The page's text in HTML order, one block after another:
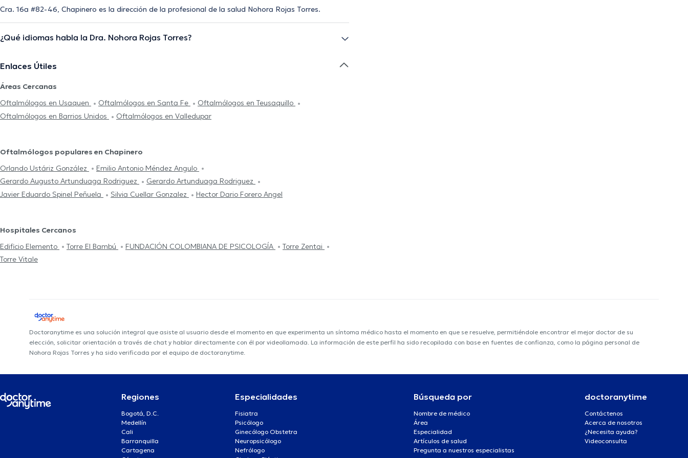
Cra. 16a #82-46, Chapinero es la dirección de la profesional de la salud Nohora Rojas Torres.
¿Qué idiomas habla la Dra. Nohora Rojas Torres?
Enlaces Útiles
Áreas Cercanas
Oftalmólogos en Usaquen
Oftalmólogos en Santa Fe
Oftalmólogos en Teusaquillo
Oftalmólogos en Barrios Unidos
Oftalmólogos en Valledupar
Oftalmólogos populares en Chapinero
Orlando Ustáriz González
Emilio Antonio Méndez Angulo
Gerardo Augusto Artunduaga Rodriguez
Gerardo Artunduaga Rodriguez
Javier Eduardo Spinel Peñuela
Silvia Cuellar Gonzalez Hector Dario Forero Angel
Hospitales Cercanos
Edificio Elemento
Torre El Bambú FUNDACIÓN COLOMBIANA DE PSICOLOGÍA
Torre Zentai
Torre Vitale
Doctoranytime es una solución integral que asiste al usuario desde el momento en que experimenta un síntoma médico hasta el momento en que se resuelve, permitiéndole encontrar el mejor doctor de su
elección, solicitar orientación a través de chat y hablar directamente con él por videollamada. La información de este perfil ha sido recopilada con base en fuentes de confianza, como la página personal de
Nohora Rojas Torres y ha sido verificada por el equipo de doctoranytime.
Regiones
Bogotá, D.C.
Medellín
Cali
Barranquilla
Cartagena
Especialidades
Fisiatra
Psicólogo
Ginecólogo Obstetra
Neuropsicólogo
Nefrólogo
Búsqueda por
Nombre de médico
Área
Especialidad
Artículos de salud
Pregunta a nuestros especialistas
doctoranytime
Contáctenos
Acerca de nosotros
¿Necesita ayuda?
Videoconsulta